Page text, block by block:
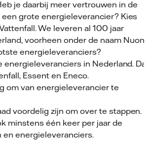
je daarbij meer vertrouwen in de
grote energieleverancier? Kies
We leveren al 100 jaar
voorheen onder de naam Nuon.
energieleveranciers?
energieleveranciers in Nederland.
Essent en Eneco.
om van energieleverancier te
voordelig zijn om over te stappen.
minstens één keer per jaar de
energieleveranciers.